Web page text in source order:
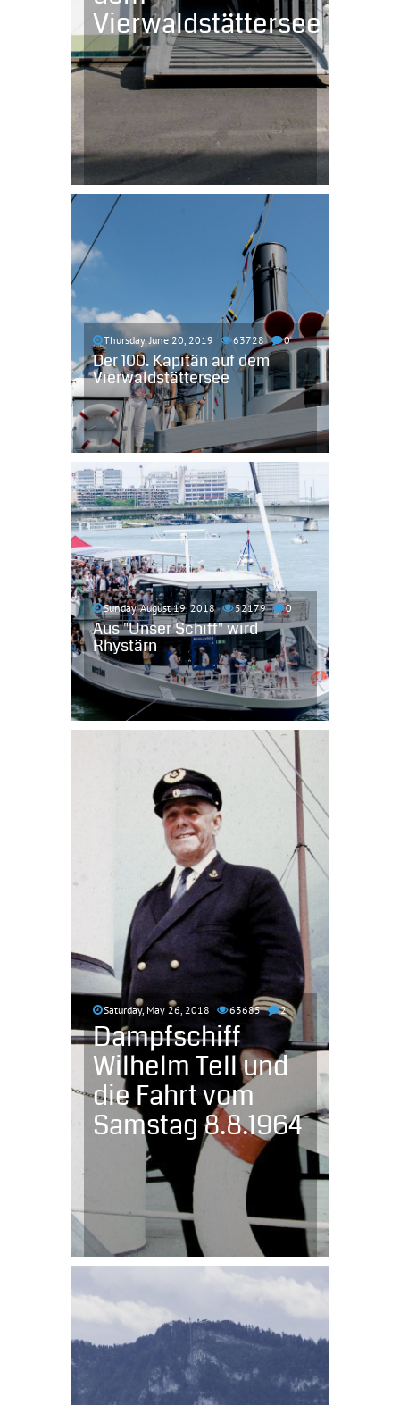
Vierwaldstättersee
Thursday, June 20, 2019 63728 0
Der 100. Kapitän auf dem
Vierwaldstättersee
Sunday, August 19, 2018 52179 0
Aus "Unser Schiff" wird
Rhystärn
Saturday, May 26, 2018 63685 2
Dampfschiff
Wilhelm Tell und
die Fahrt vom
Samstag 8.8.1964